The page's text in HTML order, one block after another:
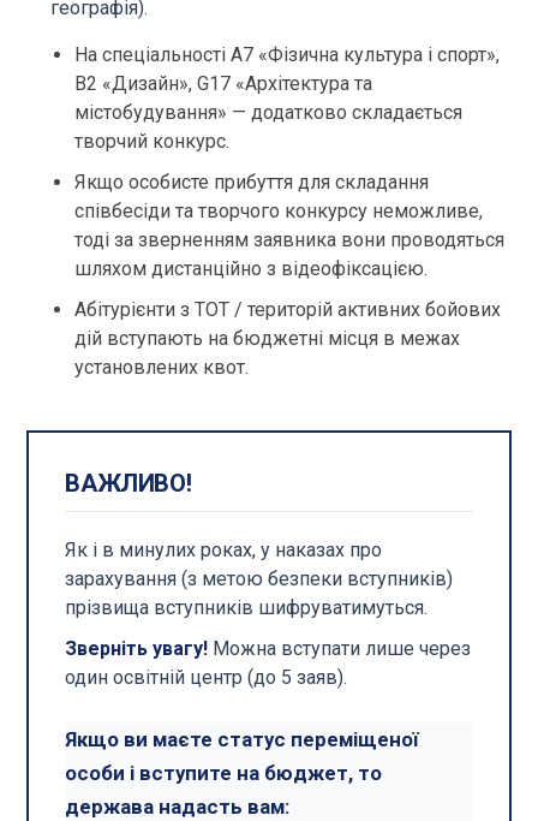
географія).
На спеціальності A7 «Фізична культура і спорт»,
B2 «Дизайн», G17 «Архітектура та
містобудування» — додатково складається
творчий конкурс.
Якщо особисте прибуття для складання
співбесіди та творчого конкурсу неможливе,
тоді за зверненням заявника вони проводяться
шляхом дистанційно з відеофіксацією.
Абітурієнти з ТОТ / територій активних бойових
дій вступають на бюджетні місця в межах
установлених квот.
ВАЖЛИВО!
Як і в минулих роках, у наказах про
зарахування (з метою безпеки вступників)
прізвища вступників шифруватимуться.
Зверніть увагу! Можна вступати лише через
один освітній центр (до 5 заяв).
Якщо ви маєте статус переміщеної
особи і вступите на бюджет, то
держава надасть вам: